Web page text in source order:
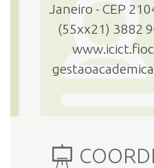
Janeiro - CEP
(55xx21) 3882